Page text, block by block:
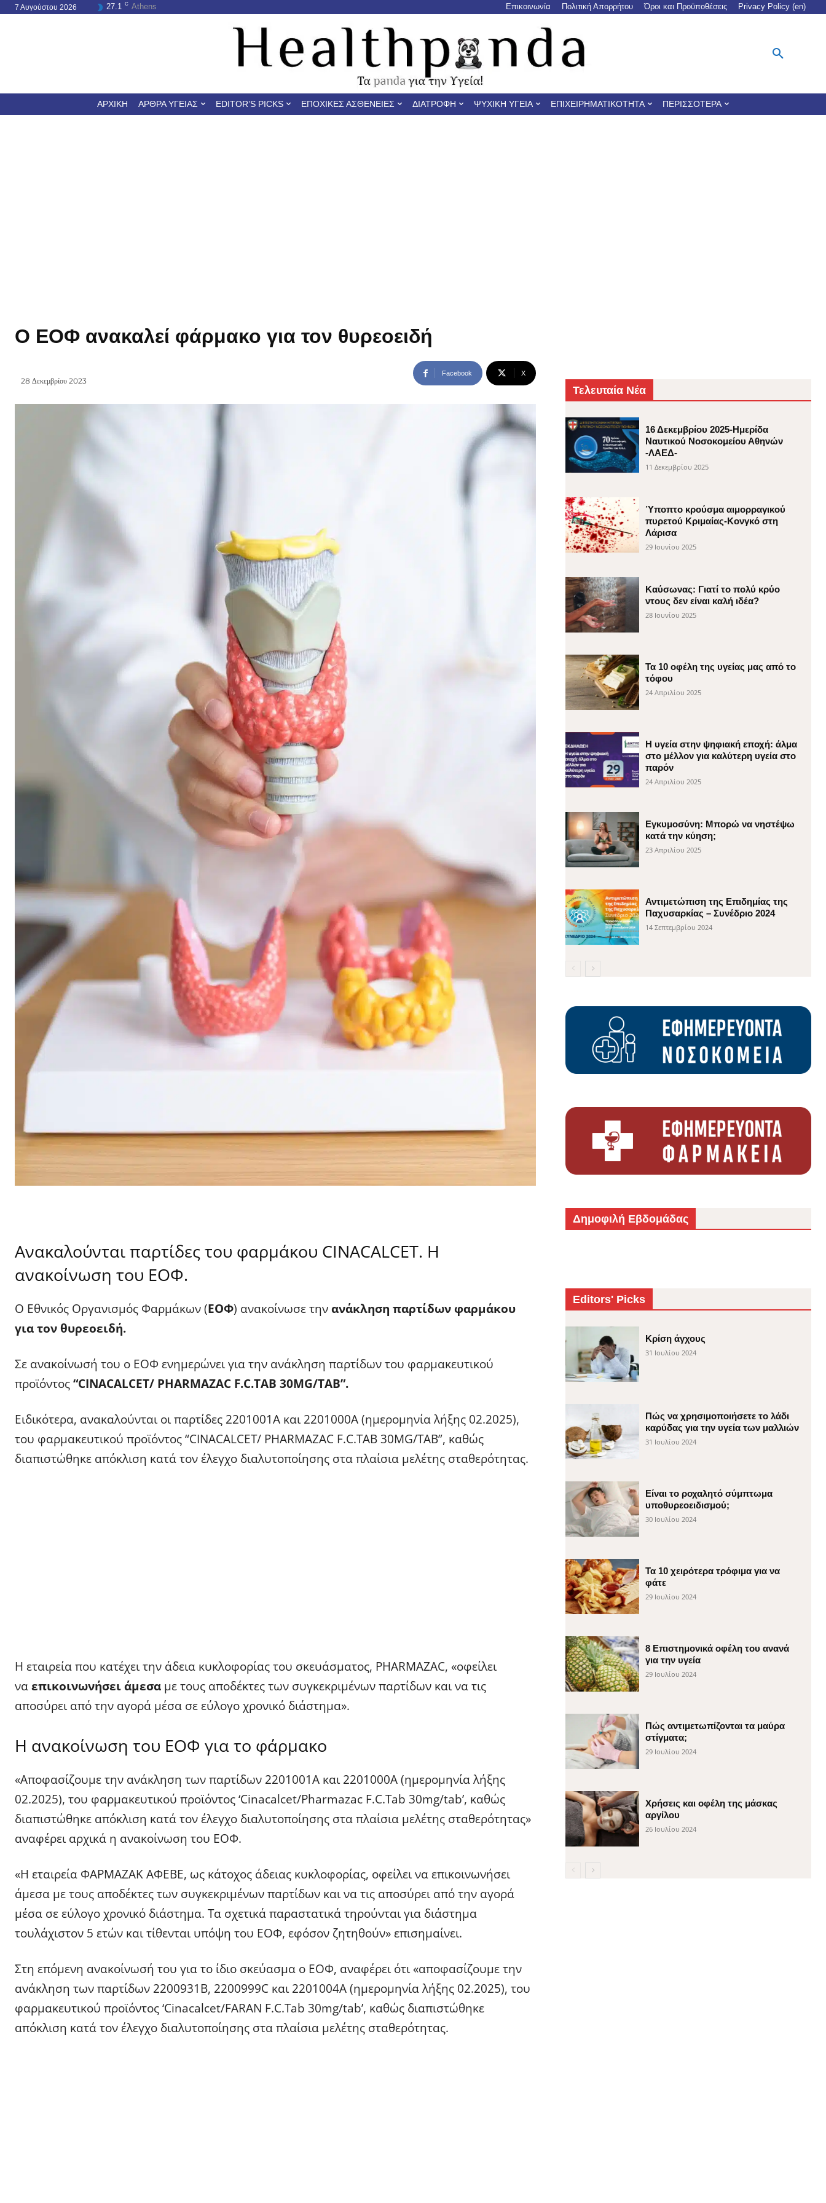
7 Αυγούστου 2026 27.1 C Athens Επικοινωνία Πολιτική Απορρήτου Όροι και Προϋποθέσεις Privacy Policy (en)
ΑΡΧΙΚΉ ΆΡΘΡΑ ΥΓΕΊΑΣ EDITOR’S PICKS ΕΠΟΧΙΚΈΣ ΑΣΘΈΝΕΙΕΣ ΔΙΑΤΡΟΦΉ ΨΥΧΙΚΉ ΥΓΕΊΑ ΕΠΙΧΕΙΡΗΜΑΤΙΚΌΤΗΤΑ ΠΕΡΙΣΣΌΤΕΡΑ
Ο EOΦ ανακαλεί φάρμακο για τον θυρεοειδή
28 Δεκεμβρίου 2023
Facebook X
Ανακαλούνται παρτίδες του φαρμάκου CINACALCET. Η
ανακοίνωση του ΕΟΦ.
Ο Εθνικός Οργανισμός Φαρμάκων (ΕΟΦ) ανακοίνωσε τηνανάκληση παρτίδων φαρμάκου
για τον θυρεοειδή.
Σε ανακοίνωσή του ο ΕΟΦ ενημερώνει για την ανάκληση παρτίδων του φαρμακευτικού
προϊόντος“CINACALCET/ PHARMAZAC F.C.TAB 30MG/TAB”.
Ειδικότερα, ανακαλούνται οι παρτίδες 2201001A και 2201000A (ημερομηνία λήξης 02.2025),
του φαρμακευτικού προϊόντος “CINACALCET/ PHARMAZAC F.C.TAB 30MG/TAB”, καθώς
διαπιστώθηκε απόκλιση κατά τον έλεγχο διαλυτοποίησης στα πλαίσια μελέτης σταθερότητας.
Η εταιρεία που κατέχει την άδεια κυκλοφορίας του σκευάσματος, PHARMAZAC, «οφείλει
ναεπικοινωνήσει άμεσα με τους αποδέκτες των συγκεκριμένων παρτίδων και να τις
αποσύρει από την αγορά μέσα σε εύλογο χρονικό διάστημα».
Η ανακοίνωση του ΕΟΦ για το φάρμακο
«Αποφασίζουμε την ανάκληση των παρτίδων 2201001A και 2201000A (ημερομηνία λήξης
02.2025), του φαρμακευτικού προϊόντος ‘Cinacalcet/Pharmazac F.C.Tab 30mg/tab’, καθώς
διαπιστώθηκε απόκλιση κατά τον έλεγχο διαλυτοποίησης στα πλαίσια μελέτης σταθερότητας»
αναφέρει αρχικά η ανακοίνωση του ΕΟΦ.
«Η εταιρεία ΦΑΡΜΑΖΑΚ ΑΦΕΒΕ, ως κάτοχος άδειας κυκλοφορίας, οφείλει να επικοινωνήσει
άμεσα με τους αποδέκτες των συγκεκριμένων παρτίδων και να τις αποσύρει από την αγορά
μέσα σε εύλογο χρονικό διάστημα. Τα σχετικά παραστατικά τηρούνται για διάστημα
τουλάχιστον 5 ετών και τίθενται υπόψη του ΕΟΦ, εφόσον ζητηθούν» επισημαίνει.
Στη επόμενη ανακοίνωσή του για το ίδιο σκεύασμα ο ΕΟΦ, αναφέρει ότι «αποφασίζουμε την
ανάκληση των παρτίδων 2200931Β, 2200999C και 2201004A (ημερομηνία λήξης 02.2025), του
φαρμακευτικού προϊόντος ‘Cinacalcet/FARAN F.C.Tab 30mg/tab’, καθώς διαπιστώθηκε
απόκλιση κατά τον έλεγχο διαλυτοποίησης στα πλαίσια μελέτης σταθερότητας.
Τελευταία Νέα
16 Δεκεμβρίου 2025-Ημερίδα
Ναυτικού Νοσοκομείου Αθηνών
-ΛΑΕΔ-
11 Δεκεμβρίου 2025
Ύποπτο κρούσμα αιμορραγικού
πυρετού Κριμαίας-Κονγκό στη
Λάρισα
29 Ιουνίου 2025
Καύσωνας: Γιατί το πολύ κρύο
ντους δεν είναι καλή ιδέα?
28 Ιουνίου 2025
Τα 10 οφέλη της υγείας μας από το
τόφου
24 Απριλίου 2025
H υγεία στην ψηφιακή εποχή: άλμα
στο μέλλον για καλύτερη υγεία στο
παρόν
24 Απριλίου 2025
Εγκυμοσύνη: Μπορώ να νηστέψω
κατά την κύηση;
23 Απριλίου 2025
Αντιμετώπιση της Επιδημίας της
Παχυσαρκίας – Συνέδριο 2024
14 Σεπτεμβρίου 2024
Δημοφιλή Εβδομάδας
Editors' Picks
Κρίση άγχους
31 Ιουλίου 2024
Πώς να χρησιμοποιήσετε το λάδι
καρύδας για την υγεία των μαλλιών
31 Ιουλίου 2024
Είναι το ροχαλητό σύμπτωμα
υποθυρεοειδισμού;
30 Ιουλίου 2024
Τα 10 χειρότερα τρόφιμα για να
φάτε
29 Ιουλίου 2024
8 Επιστημονικά οφέλη του ανανά
για την υγεία
29 Ιουλίου 2024
Πώς αντιμετωπίζονται τα μαύρα
στίγματα;
29 Ιουλίου 2024
Χρήσεις και οφέλη της μάσκας
αργίλου
26 Ιουλίου 2024